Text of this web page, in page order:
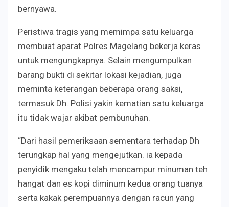
bernyawa.
Peristiwa tragis yang memimpa satu keluarga
membuat aparat Polres Magelang bekerja keras
untuk mengungkapnya. Selain mengumpulkan
barang bukti di sekitar lokasi kejadian, juga
meminta keterangan beberapa orang saksi,
termasuk Dh. Polisi yakin kematian satu keluarga
itu tidak wajar akibat pembunuhan.
“Dari hasil pemeriksaan sementara terhadap Dh
terungkap hal yang mengejutkan. ia kepada
penyidik mengaku telah mencampur minuman teh
hangat dan es kopi diminum kedua orang tuanya
serta kakak perempuannya dengan racun yang